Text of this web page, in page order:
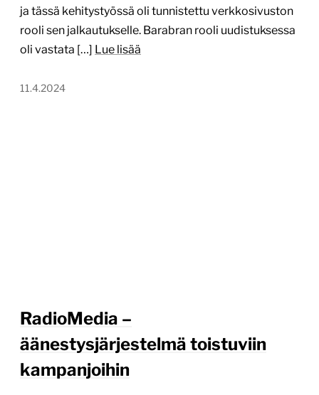
ja tässä kehitystyössä oli tunnistettu verkkosivuston
rooli sen jalkautukselle. Barabran rooli uudistuksessa
oli vastata […] Lue lisää
11.4.2024
RadioMedia –
äänestysjärjestelmä toistuviin
kampanjoihin